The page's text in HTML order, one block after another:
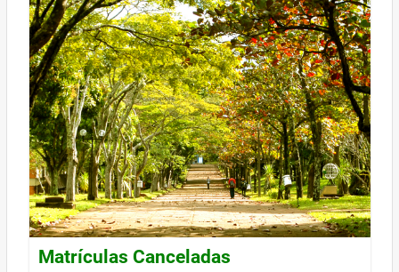
Matrículas Canceladas